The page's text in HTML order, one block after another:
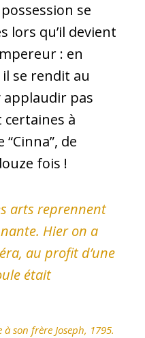
se
lors qu’il devient
: en
il se rendit au
pas
certaines à
de
fois !
arts reprennent
Hier on a
au profit d’une
était
son frère Joseph, 1795.